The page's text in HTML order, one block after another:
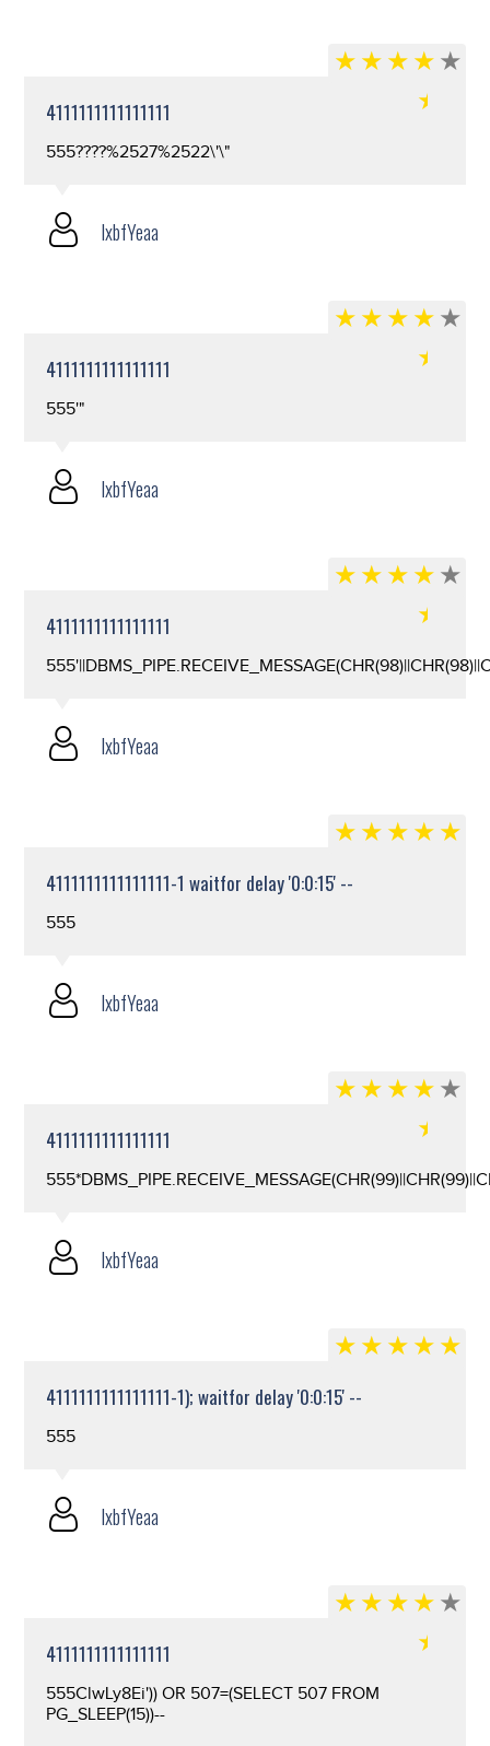
4111111111111111
555????%2527%2522\'\"
lxbfYeaa
4111111111111111
555'"
lxbfYeaa
4111111111111111
lxbfYeaa
4111111111111111-1 waitfor delay '0:0:15' --
555
lxbfYeaa
4111111111111111
lxbfYeaa
4111111111111111-1); waitfor delay '0:0:15' --
555
lxbfYeaa
4111111111111111
555ClwLy8Ei')) OR 507=(SELECT 507 FROM
PG_SLEEP(15))--